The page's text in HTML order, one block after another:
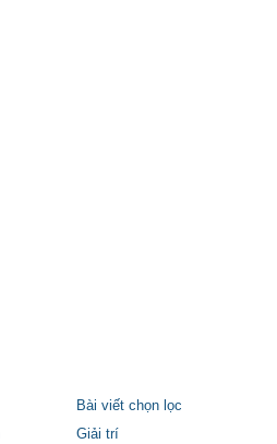
Bài viết chọn lọc
Giải trí